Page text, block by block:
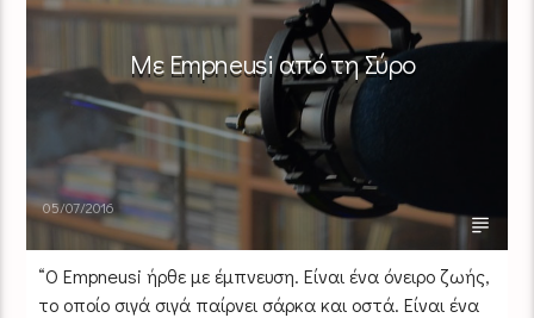
Με Empneusi από τη Σύρο
05/07/2016
“Ο Empneusi ήρθε με έμπνευση. Είναι ένα όνειρο ζωής,
το οποίο σιγά σιγά παίρνει σάρκα και οστά. Είναι ένα